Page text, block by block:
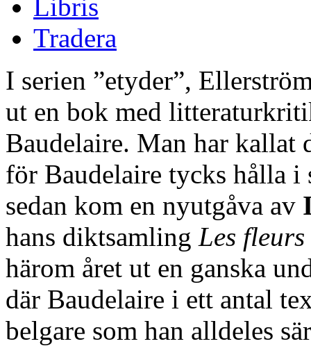
Libris
Tradera
I serien ”etyder”,
ut en bok med
Baudelaire. Man har kallat
för Baudelaire tycks hålla i
sedan kom en nyutgåva av
hans diktsamling Les
härom året ut en ganska
där Baudelaire i ett antal
belgare som han alldeles